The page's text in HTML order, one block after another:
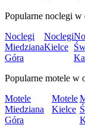
Popularne noclegi
Noclegi
Miedziana
Góra
Noclegi
Kielce
Popularne motele w
Motele
Miedziana
Góra
Motele
Kielce